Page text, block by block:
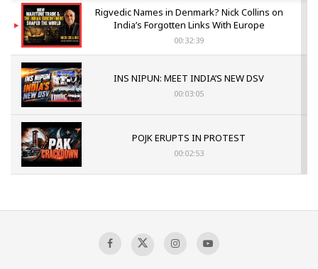
Rigvedic Names in Denmark? Nick Collins on
India’s Forgotten Links With Europe
00:32:39
INS NIPUN: MEET INDIA’S NEW DSV
00:03:05
POJK ERUPTS IN PROTEST
00:02:53
Sagar